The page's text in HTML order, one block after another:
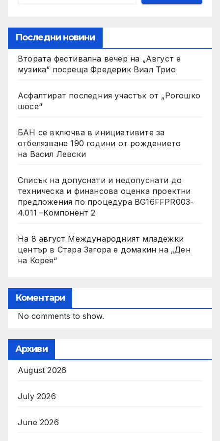
Последни новини
Втората фестивална вечер на „Август е
музика“ посреща Фредерик Виал Трио
Асфалтират последния участък от „Рогошко
шосе“
БАН се включва в инициативите за
отбелязване 190 години от рождението
на Васил Левски
Списък на допуснати и недопуснати до
техническа и финансова оценка проектни
предложения по процедура BG16FFPR003-
4.011 –Компонент 2
На 8 август Международният младежки
център в Стара Загора е домакин на „Ден
на Корея“
Коментари
No comments to show.
Архиви
August 2026
July 2026
June 2026